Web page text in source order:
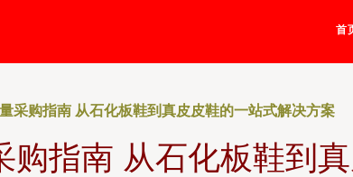
首
采购指南 从石化板鞋到真皮皮鞋的一站式解决方案
购指南 从石化板鞋到